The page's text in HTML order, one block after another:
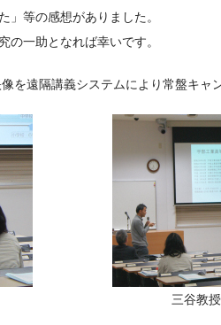
」等の感想がありました。
の一助となれば幸いです。
を遠隔講義システムにより常盤キャ
三谷教